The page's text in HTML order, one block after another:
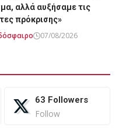
αλλά αυξήσαμε τις
πρόκρισης»
07/08/2026
63 Followers
Follow